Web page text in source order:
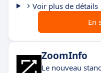
Voir plus de détails
En
ZoomInfo
Le nouveau